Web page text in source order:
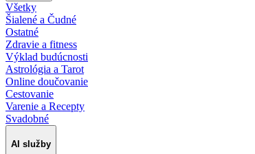
Všetky
Šialené a Čudné
Ostatné
Zdravie a fitness
Výklad budúcnosti
Astrológia a Tarot
Online doučovanie
Cestovanie
Varenie a Recepty
Svadobné
AI služby